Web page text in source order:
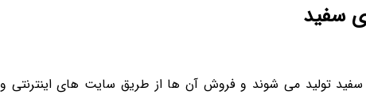
سفید
تولید می شوند و فروش آن ها از طریق سایت های اینترنتی و